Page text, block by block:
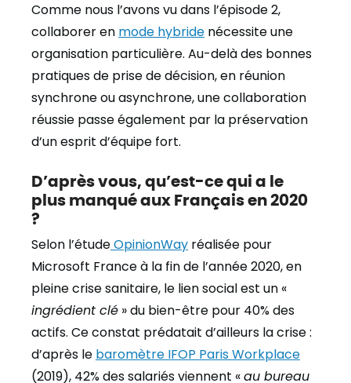
Comme nous l’avons vu dans l’épisode 2,
collaborer en mode hybride nécessite une
organisation particulière. Au-delà des bonnes
pratiques de prise de décision, en réunion
synchrone ou asynchrone, une collaboration
réussie passe également par la préservation
d’un esprit d’équipe fort.
D’après vous, qu’est-ce qui a le
plus manqué aux Français en 2020
?
Selon l’étudeOpinionWay réalisée pour
Microsoft France à la fin de l’année 2020, en
pleine crise sanitaire, le lien social est un «
ingrédient clé » du bien-être pour 40% des
actifs. Ce constat prédatait d’ailleurs la crise :
d’après le baromètre IFOP Paris Workplace
(2019), 42% des salariés viennent «au bureau